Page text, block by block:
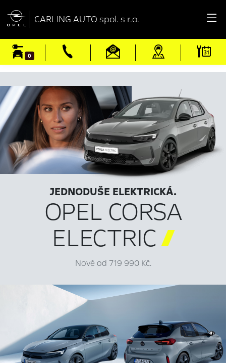
 CARLING AUTO spol. s r.o.
0
JEDNODUŠE ELEKTRICKÁ.
OPEL CORSA
ELECTRIC
Nově od 719 990 Kč.